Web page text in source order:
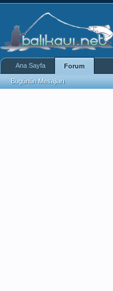
Ana Sayfa Forum
Bugünün Mesajları